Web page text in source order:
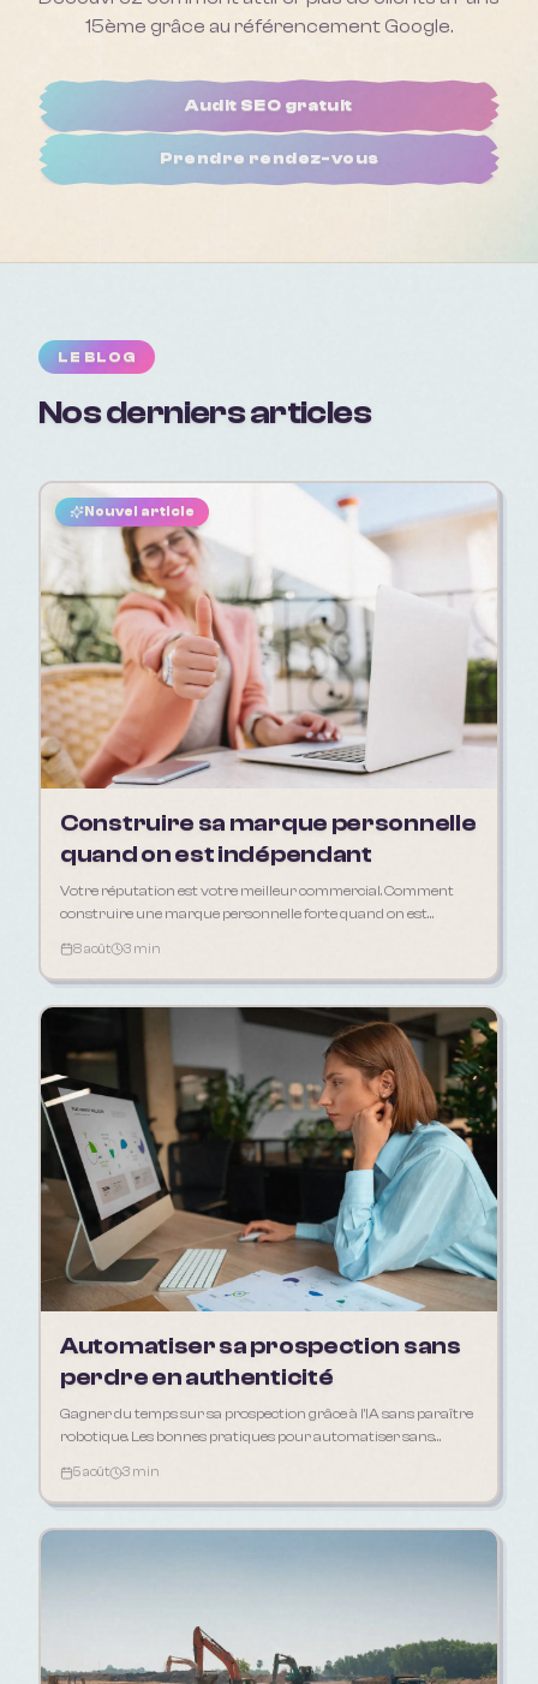
15ème grâce au référencement Google.
Audit SEO gratuit
Prendre rendez-vous
LE BLOG
Nos derniers articles
Nouvel article
Construire sa marque personnelle
quand on est indépendant
Votre réputation est votre meilleur commercial. Comment
construire une marque personnelle forte quand on est
8 août 3 min
Automatiser sa prospection sans
perdre en authenticité
Gagner du temps sur sa prospection grâce à l'IA sans paraître
robotique. Les bonnes pratiques pour automatiser sans
5 août 3 min